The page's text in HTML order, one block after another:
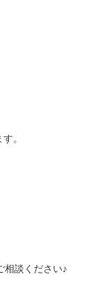
。
相談ください♪